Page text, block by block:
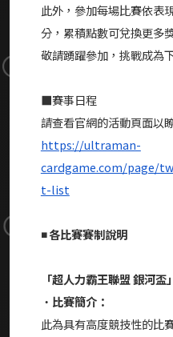
此外，參加每場比賽依
分，累積點數可兌換更多
敬請踴躍參加，挑戰成為
■賽事日程
請查看官網的活動頁面以
https://ultraman-
cardgame.com/page/
t-list
◾ 各比賽賽制說明
「超人力霸王聯盟 銀河盃」
・ 比賽簡介：
此為具有高度競技性的比